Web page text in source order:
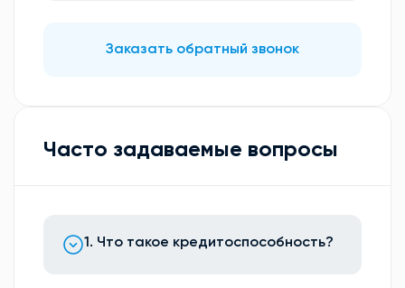
Заказать обратный звонок
Часто задаваемые вопросы
1. Что такое кредитоспособность?